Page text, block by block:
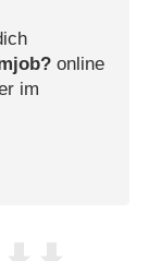
online
im